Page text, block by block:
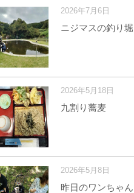
2026年7月6日
ニジマスの釣り堀
2026年5月18日
九割り蕎麦
2026年5月8日
昨日のワンちゃん